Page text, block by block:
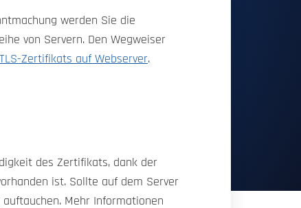
werden Sie die
von Servern. Den Wegweiser
Zertifikats auf Webserver.
des Zertifikats, dank der
ist. Sollte auf dem Server
Mehr Informationen